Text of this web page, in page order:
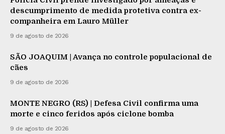
descumprimento de medida protetiva contra ex-
companheira em Lauro Müller
9 de agosto de 2026
SÃO JOAQUIM | Avança no controle populacional de
cães
9 de agosto de 2026
MONTE NEGRO (RS) | Defesa Civil confirma uma
morte e cinco feridos após ciclone bomba
9 de agosto de 2026